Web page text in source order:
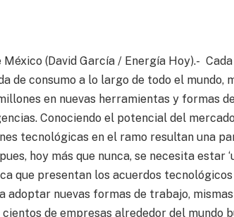
México (David García / Energía Hoy).-
de consumo a lo largo de todo el
en nuevas herramientas y formas
Conociendo el potencial del
tecnológicas en el ramo resultan una
hoy más que nunca, se necesita estar
que presentan los acuerdos
adoptar nuevas formas de trabajo,
de empresas alrededor del mundo